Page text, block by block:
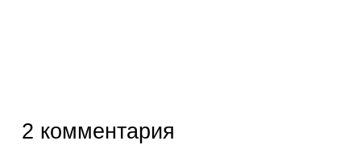
2 комментария